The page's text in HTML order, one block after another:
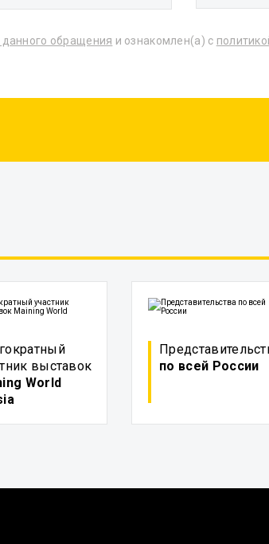
обращения и ознакомлен(а) с
выставок
World
по всей России